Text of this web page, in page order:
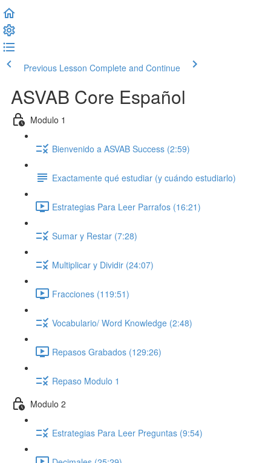
Previous Lesson Complete and Continue
ASVAB Core Español
Modulo 1
Bienvenido a ASVAB Success (2:59)
Exactamente qué estudiar (y cuándo estudiarlo)
Estrategias Para Leer Parrafos (16:21)
Sumar y Restar (7:28)
Multiplicar y Dividir (24:07)
Fracciones (119:51)
Vocabulario/ Word Knowledge (2:48)
Repasos Grabados (129:26)
Repaso Modulo 1
Modulo 2
Estrategias Para Leer Preguntas (9:54)